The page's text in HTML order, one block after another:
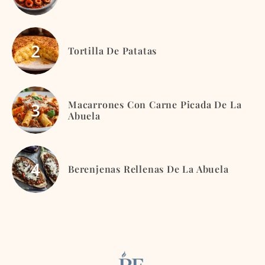
Tortilla De Patatas
Macarrones Con Carne Picada De La
Abuela
Berenjenas Rellenas De La Abuela